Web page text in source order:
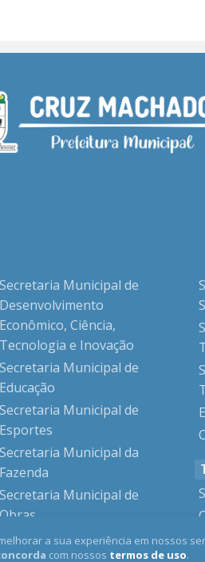
Secretaria Municipal de
Desenvolvimento
Econômico, Ciência,
Tecnologia e Inovação
Secretaria Municipal de
Educação
Secretaria Municipal de
Esportes
Secretaria Municipal da
Fazenda
Secretaria Municipal de
Obras
Secretaria Municipal da
Saúde
a sua experiência em nossos
com nossos termos de uso.